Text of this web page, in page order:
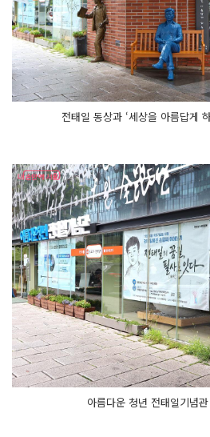
전태일 동상과 ‘세상을 아름답게
아름다운 청년 전태일기념